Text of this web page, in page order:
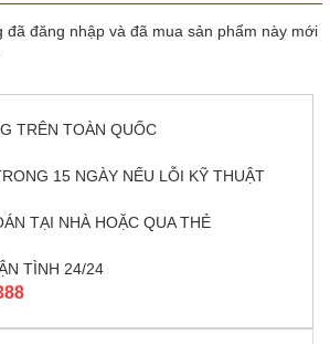
đã đăng nhập và đã mua sản phẩm này mới
TRÊN TOÀN QUỐC
15 NGÀY NẾU LỖI KỸ THUẬT
TẠI NHÀ HOẶC QUA THẺ
TÌNH 24/24